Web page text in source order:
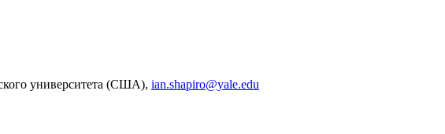
университета (США), ian.shapiro@yale.edu